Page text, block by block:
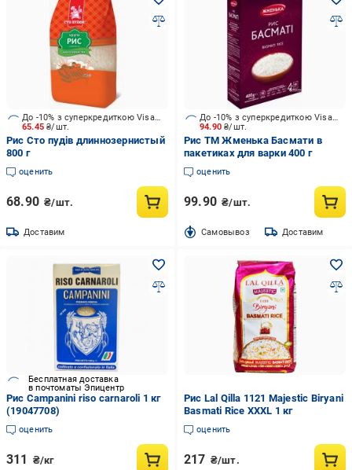
65.45₴/шт.
До -10% з суперкредиткою Visa Вигода
Рис Сто пудів длиннозернистый
800 г
оценить
68.90 ₴/шт.
Доставим
94.90₴/шт.
До -10% з суперкредиткою Visa Вигода
Рис ТМ Жменька Басмати в
пакетиках для варки 400 г
оценить
99.90 ₴/шт.
Cамовывоз Доставим
Бесплатная доставка
в почтоматы Эпицентр
Рис Campanini riso carnaroli 1 кг
(19047708)
оценить
311 ₴/кг
Рис Lal Qilla 1121 Majestic Biryani
Basmati Rice XXXL 1 кг
оценить
217 ₴/шт.